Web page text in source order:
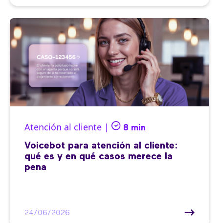
Atención al cliente | 8 min
Voicebot para atención al cliente:
qué es y en qué casos merece la
pena
24/06/2026